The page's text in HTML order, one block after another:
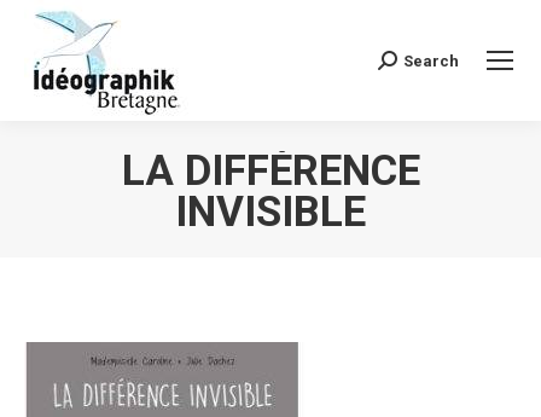
Recherche
Search
LA DIFFÉRENCE
INVISIBLE